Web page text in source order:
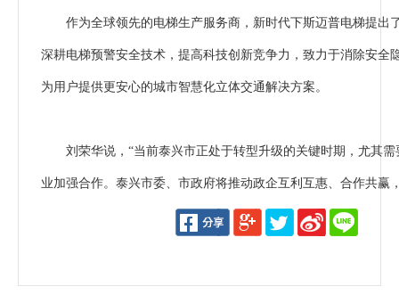
作为全球领先的电梯生产服务商，新时代下斯迈普电梯提出
深耕电梯预警安全技术，提高科技创新竞争力，致力于消除安全
为用户提供更安心的城市智慧化立体交通解决方案。
刘荣华说，“当前泰兴市正处于转型升级的关键时期，尤其
业加强合作。泰兴市委、市政府将推动政企互利互惠、合作共赢